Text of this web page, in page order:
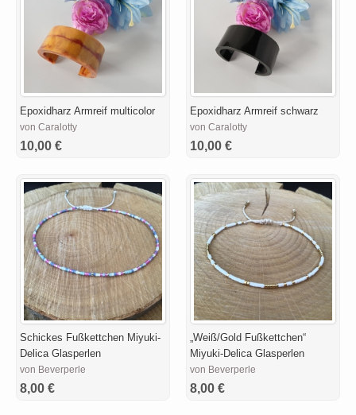
Epoxidharz Armreif multicolor
von Caralotty
10,00 €
Epoxidharz Armreif schwarz
von Caralotty
10,00 €
Schickes Fußkettchen Miyuki-
Delica Glasperlen
von Beverperle
8,00 €
„Weiß/Gold Fußkettchen“
Miyuki-Delica Glasperlen
von Beverperle
8,00 €